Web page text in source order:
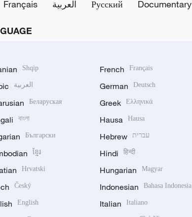
Français العربية Русский Documentary
Shqip
العربية
Беларуская
বাংলা
Български
ខ្មែរ
Hrvatski
Český
English
French Français
German Deutsch
Greek Ελληνικά
Hausa Hausa
Hebrew עברית
Hindi हिन्दी
Hungarian Magyar
Indonesian Bahasa Indonesia
Italian Italiano